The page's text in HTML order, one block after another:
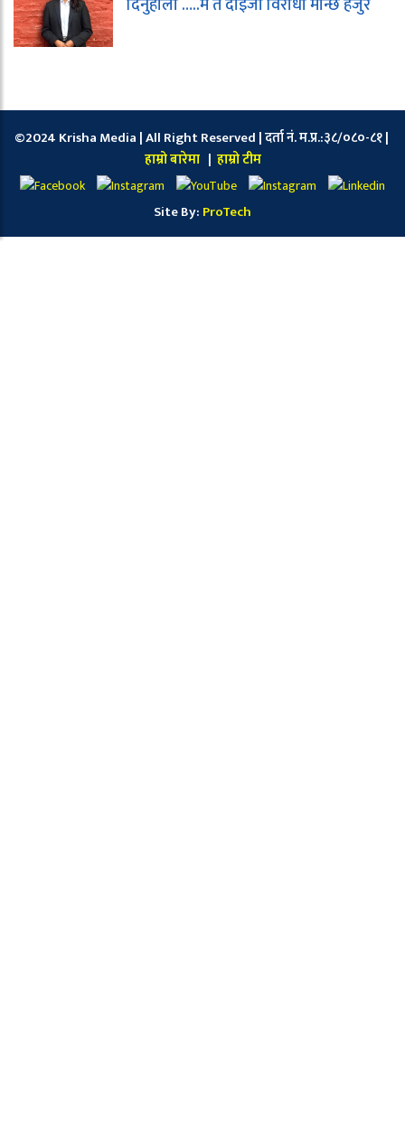
दिनुहोला …..म त दाइजो विरोधी मान्छे हजुर
©2024 Krisha Media | All Right Reserved | दर्ता नं. म.प्र.:३८/०८०-८१ |
हाम्रो बारेमा | हाम्रो टीम
Site By: ProTech